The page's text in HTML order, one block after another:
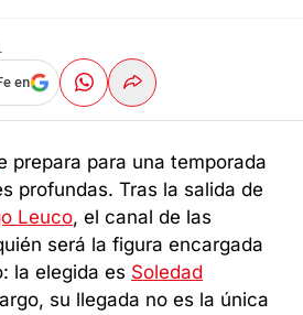
en
prepara para una temporada
profundas. Tras la salida de
Leuco, el canal de las
será la figura encargada
la elegida es Soledad
su llegada no es la única